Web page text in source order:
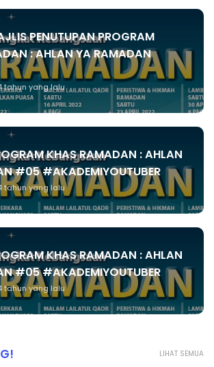
PENUTUPAN PROGRAM
: AHLAN YA RAMADAN
tahun yang lalu
KHAS RAMADAN : AHLAN
#05 #AKADEMIYOUTUBER
tahun yang lalu
KHAS RAMADAN : AHLAN
#05 #AKADEMIYOUTUBER
tahun yang lalu
LIHAT SEMUA